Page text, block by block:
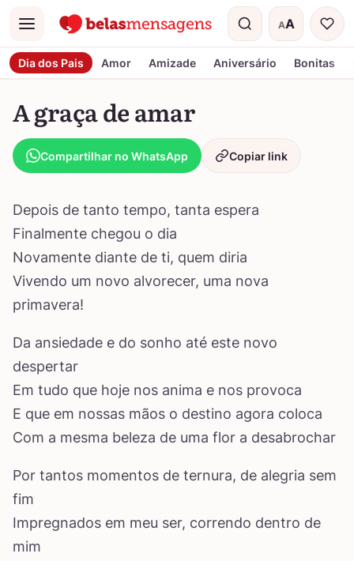
Menu AA
Tamanho do
Dia dos Pais Amor Amizade Aniversário Bonitas
A graça de amar
Compartilhar no WhatsApp Copiar link
Depois de tanto tempo, tanta espera
Finalmente chegou o dia
Novamente diante de ti, quem diria
Vivendo um novo alvorecer, uma nova
primavera!
Da ansiedade e do sonho até este novo
despertar
Em tudo que hoje nos anima e nos provoca
E que em nossas mãos o destino agora coloca
Com a mesma beleza de uma flor a desabrochar
Por tantos momentos de ternura, de alegria sem
fim
Impregnados em meu ser, correndo dentro de
mim